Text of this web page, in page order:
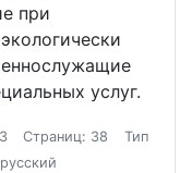
при
услуг.
Страниц: 38
Тип